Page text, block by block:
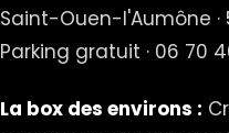
Saint-Ouen-l'Aumône ·
Parking gratuit · 06 70
La box des environs :